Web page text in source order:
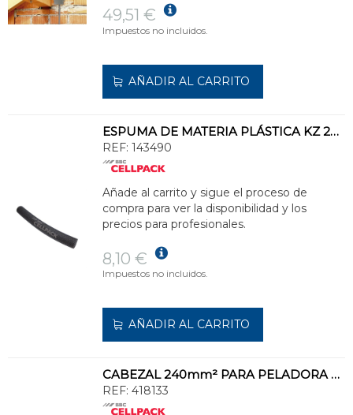
49,51 €
Impuestos no incluidos.
AÑADIR AL CARRITO
ESPUMA DE MATERIA PLÁSTICA KZ 20 DIÁMETRO 20mm
REF: 143490
Añade al carrito y sigue el proceso de
compra para ver la disponibilidad y los
precios para profesionales.
8,10 €
Impuestos no incluidos.
AÑADIR AL CARRITO
CABEZAL 240mm² PARA PELADORA BAJA TENSIÓN
REF: 418133